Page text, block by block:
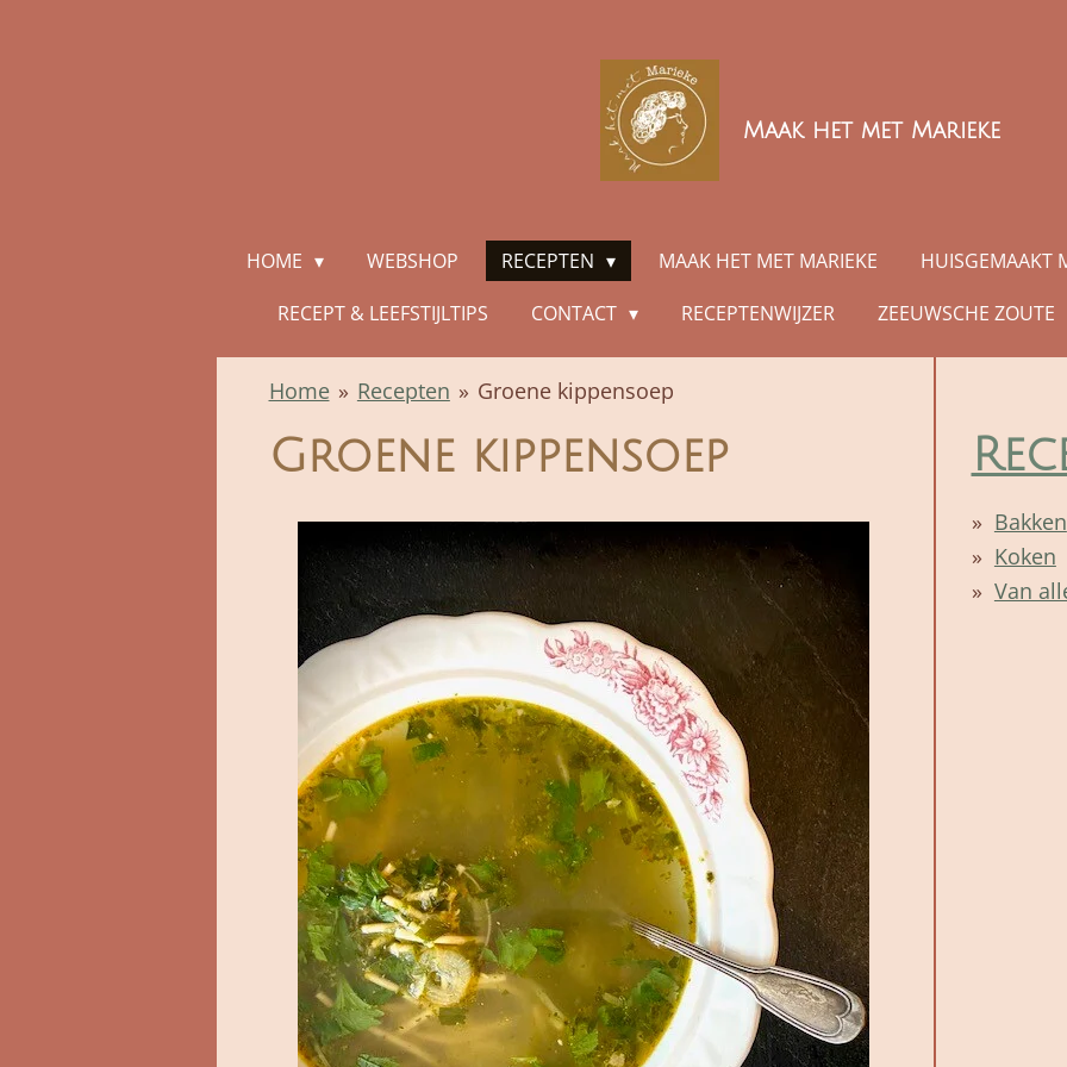
Maak het met Marieke
HOME WEBSHOP RECEPTEN MAAK HET MET MARIEKE HUISGEMAAKT
RECEPT & LEEFSTIJLTIPS
CONTACT RECEPTENWIJZER ZEEUWSCHE ZOUTE
Home » Recepten » Groene kippensoep
Groene kippensoep
Bakken
Koken
Van